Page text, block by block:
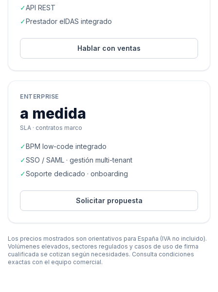
✓API REST
✓Prestador eIDAS integrado
Hablar con ventas
ENTERPRISE
a medida
SLA · contratos marco
✓BPM low-code integrado
✓SSO / SAML · gestión multi-tenant
✓Soporte dedicado · onboarding
Solicitar propuesta
Los precios mostrados son orientativos para España (IVA no incluido).
Volúmenes elevados, sectores regulados y casos de uso de firma
cualificada se cotizan según necesidades. Consulta condiciones
exactas con el equipo comercial.